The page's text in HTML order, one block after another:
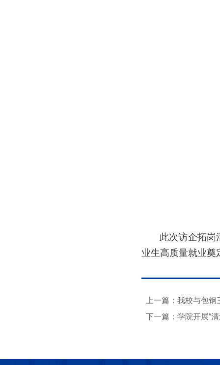
此次访企拓岗
业生高质量就业奠
上一篇：我校与包
下一篇：学院开展“